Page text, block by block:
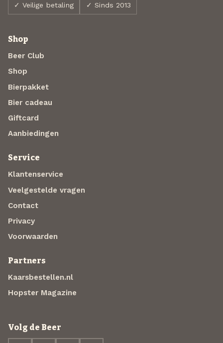
✓ Veilige betaling ✓ Sinds 2013
Shop
Beer Club
Shop
Bierpakket
Bier cadeau
Giftcard
Aanbiedingen
Service
Klantenservice
Veelgestelde vragen
Contact
Privacy
Voorwaarden
Partners
Kaarsbestellen.nl
Hopster Magazine
Volg de Beer